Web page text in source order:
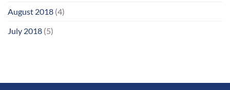
August 2018 (4)
July 2018 (5)